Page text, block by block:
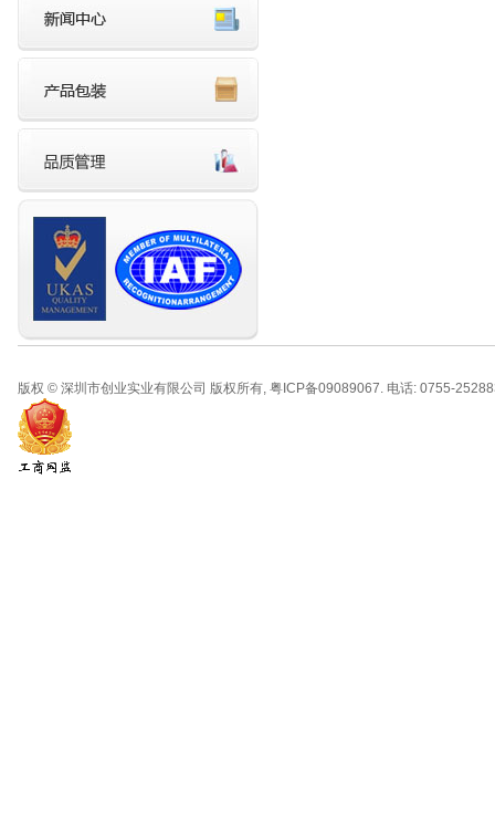
版权 © 深圳市创业实业有限公司 版权所有, 粤ICP备09089067. 电话: 0755-